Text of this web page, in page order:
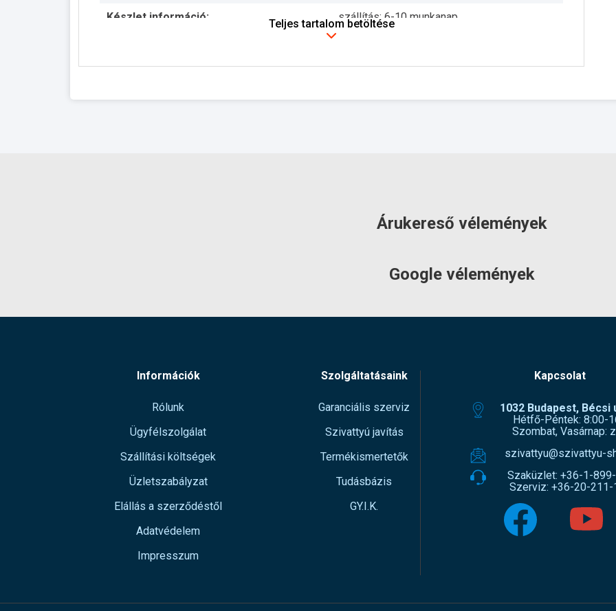
Készlet információ: szállítás: 6-10 munkanap
Teljes tartalom betöltése
Árukereső vélemények
Google vélemények
Információk
Rólunk
Ügyfélszolgálat
Szállítási költségek
Üzletszabályzat
Elállás a szerződéstől
Adatvédelem
Impresszum
Szolgáltatásaink
Garanciális szerviz
Szivattyú javítás
Termékismertetők
Tudásbázis
GY.I.K.
Kapcsolat
1032 Budapest, Bécsi
Hétfő-Péntek: 8:00-
Szombat, Vasárnap:
szivattyu@szivattyu-
Szaküzlet: +36-1-
Szerviz: +36-20-211-